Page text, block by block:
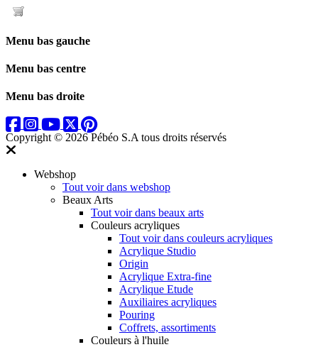
Menu bas gauche
Menu bas centre
Menu bas droite
Copyright © 2026 Pébéo S.A tous droits réservés
Webshop
Tout voir dans webshop
Beaux Arts
Tout voir dans beaux arts
Couleurs acryliques
Tout voir dans couleurs acryliques
Acrylique Studio
Origin
Acrylique Extra-fine
Acrylique Etude
Auxiliaires acryliques
Pouring
Coffrets, assortiments
Couleurs à l'huile